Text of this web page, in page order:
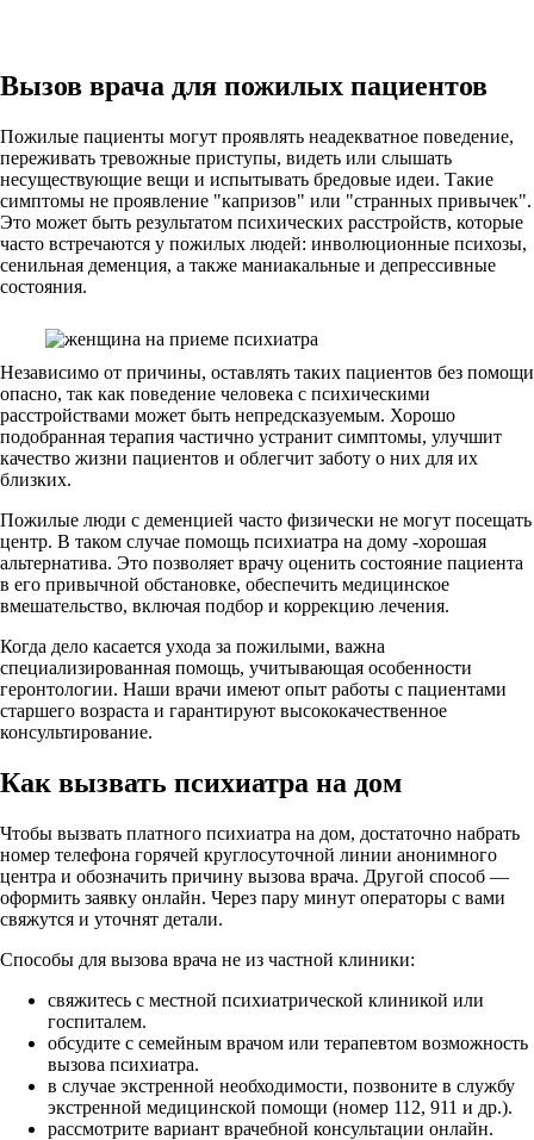
Вызов врача для пожилых пациентов
Пожилые пациенты могут проявлять неадекватное поведение,
переживать тревожные приступы, видеть или слышать
несуществующие вещи и испытывать бредовые идеи. Такие
симптомы не проявление "капризов" или "странных привычек".
Это может быть результатом психических расстройств, которые
часто встречаются у пожилых людей: инволюционные психозы,
сенильная деменция, а также маниакальные и депрессивные
состояния.
Независимо от причины, оставлять таких пациентов без помощи
опасно, так как поведение человека с психическими
расстройствами может быть непредсказуемым. Хорошо
подобранная терапия частично устранит симптомы, улучшит
качество жизни пациентов и облегчит заботу о них для их
близких.
Пожилые люди с деменцией часто физически не могут посещать
центр. В таком случае помощь психиатра на дому -хорошая
альтернатива. Это позволяет врачу оценить состояние пациента
в его привычной обстановке, обеспечить медицинское
вмешательство, включая подбор и коррекцию лечения.
Когда дело касается ухода за пожилыми, важна
специализированная помощь, учитывающая особенности
геронтологии. Наши врачи имеют опыт работы с пациентами
старшего возраста и гарантируют высококачественное
консультирование.
Как вызвать психиатра на дом
Чтобы вызвать платного психиатра на дом, достаточно набрать
номер телефона горячей круглосуточной линии анонимного
центра и обозначить причину вызова врача. Другой способ —
оформить заявку онлайн. Через пару минут операторы с вами
свяжутся и уточнят детали.
Способы для вызова врача не из частной клиники:
свяжитесь с местной психиатрической клиникой или
госпиталем.
обсудите с семейным врачом или терапевтом возможность
вызова психиатра.
в случае экстренной необходимости, позвоните в службу
экстренной медицинской помощи (номер 112, 911 и др.).
рассмотрите вариант врачебной консультации онлайн.